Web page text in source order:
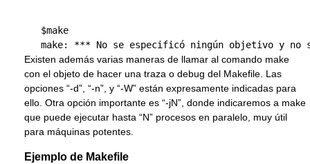
   $make
Existen además varias maneras de llamar al comando make
con el objeto de hacer una traza o debug del Makefile. Las
opciones “-d”, “-n”, y “-W” están expresamente indicadas para
ello. Otra opción importante es “-jN”, donde indicaremos a make
que puede ejecutar hasta “N” procesos en paralelo, muy útil
para máquinas potentes.
Ejemplo de Makefile